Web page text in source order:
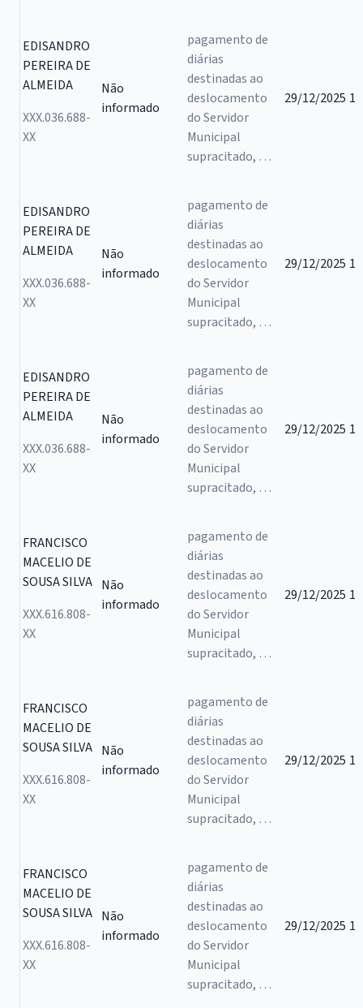
EDISANDRO
PEREIRA DE
ALMEIDA
XXX.036.688-
XX
Não
informado
pagamento de
diárias
destinadas ao
deslocamento
do Servidor
Municipal
supracitado, …
29/12/2025 1
EDISANDRO
PEREIRA DE
ALMEIDA
XXX.036.688-
XX
Não
informado
pagamento de
diárias
destinadas ao
deslocamento
do Servidor
Municipal
supracitado, …
29/12/2025 1
EDISANDRO
PEREIRA DE
ALMEIDA
XXX.036.688-
XX
Não
informado
pagamento de
diárias
destinadas ao
deslocamento
do Servidor
Municipal
supracitado, …
29/12/2025 1
FRANCISCO
MACELIO DE
SOUSA SILVA
XXX.616.808-
XX
Não
informado
pagamento de
diárias
destinadas ao
deslocamento
do Servidor
Municipal
supracitado, …
29/12/2025 1
FRANCISCO
MACELIO DE
SOUSA SILVA
XXX.616.808-
XX
Não
informado
pagamento de
diárias
destinadas ao
deslocamento
do Servidor
Municipal
supracitado, …
29/12/2025 1
FRANCISCO
MACELIO DE
SOUSA SILVA
XXX.616.808-
XX
Não
informado
pagamento de
diárias
destinadas ao
deslocamento
do Servidor
Municipal
supracitado, …
29/12/2025 1